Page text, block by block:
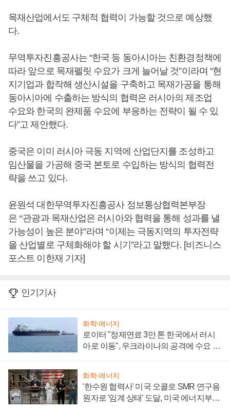
목재산업에서도 구체적 협력이 가능할 것으로 예상했
다.
무역투자진흥공사는 “한국 등 동아시아는 친환경정책에
따라 앞으로 목재펠릿 수요가 크게 늘어날 것”이라며 “현
지기업과 합작해 생산시설을 구축하고 목재가공을 통해
동아시아에 수출하는 방식의 협력은 러시아의 제조업
수요와 한국의 완제품 수요에 부응하는 전략이 될 수 있
다”고 제안했다.
중국은 이미 러시아 극동 지역에 산업단지를 조성하고
임산물을 가공해 중국 본토로 수입하는 방식의 협력전
략을 쓰고 있다.
윤원석 대한무역투자진흥공사 정보통상협력본부장
은 “관광과 목재산업은 러시아와 협력을 통해 성과를 낼
가능성이 높은 분야”라며“이제는 극동지역의 투자전략
을 산업별로 구체화해야 할 시기”라고 말했다. [비즈니스
포스트 이한재 기자]
인기기사
화학·에너지
로이터 "정제연료 3만 톤 한국에서 러시
아로 이동", 우크라이나의 공격에 수요 늘
화학·에너지
'한수원 협력사' 미국 오클로 SMR 연구용
원자로 '임계 상태' 도달, 미국 에너지부